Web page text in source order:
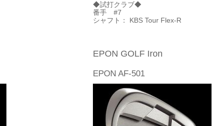
◆試打クラブ◆
番手 #7
シャフト： KBS Tour Flex-R
EPON GOLF Iron
EPON AF-501